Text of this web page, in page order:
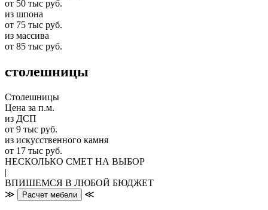
от 50 тыс руб.
из шпона
от 75 тыс руб.
из массива
от 85 тыс руб.
столешницы
Столешницы
Цена за п.м.
из ДСП
от 9 тыс руб.
из искусственного камня
от 17 тыс руб.
НЕСКОЛЬКО СМЕТ НА ВЫБОР
|
ВПИШЕМСЯ В ЛЮБОЙ БЮДЖЕТ
≫
Расчет мебели ≪